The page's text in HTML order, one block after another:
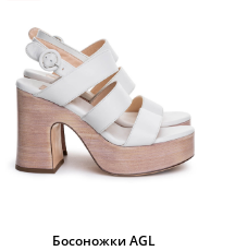
Босоножки AGL